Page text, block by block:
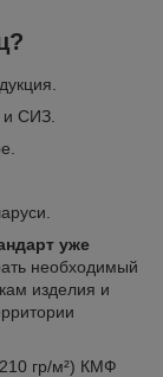
СИЗ.
уже
необходимый
изделия и
гр/м²) КМФ